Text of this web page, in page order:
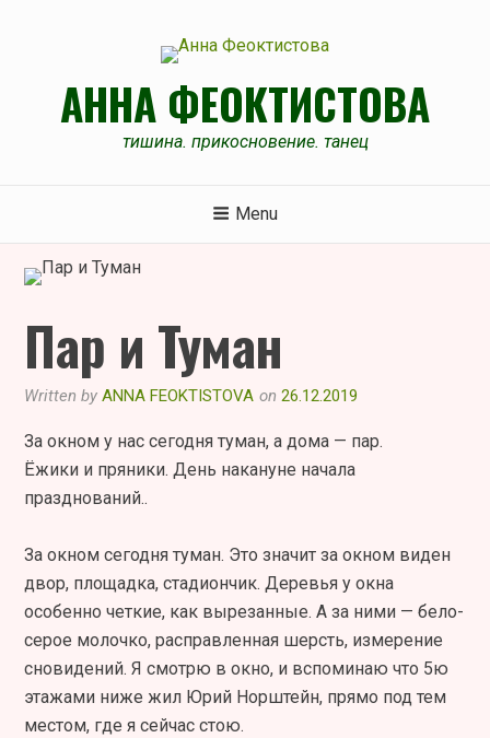
АННА ФЕОКТИСТОВА
тишина. прикосновение. танец
Menu
Пар и Туман
Written byANNA FEOKTISTOVA on26.12.2019
За окном у нас сегодня туман, а дома — пар.
Ёжики и пряники. День накануне начала
празднований..
За окном сегодня туман. Это значит за окном виден
двор, площадка, стадиончик. Деревья у окна
особенно четкие, как вырезанные. А за ними — бело-
серое молочко, расправленная шерсть, измерение
сновидений. Я смотрю в окно, и вспоминаю что 5ю
этажами ниже жил Юрий Норштейн, прямо под тем
местом, где я сейчас стою.